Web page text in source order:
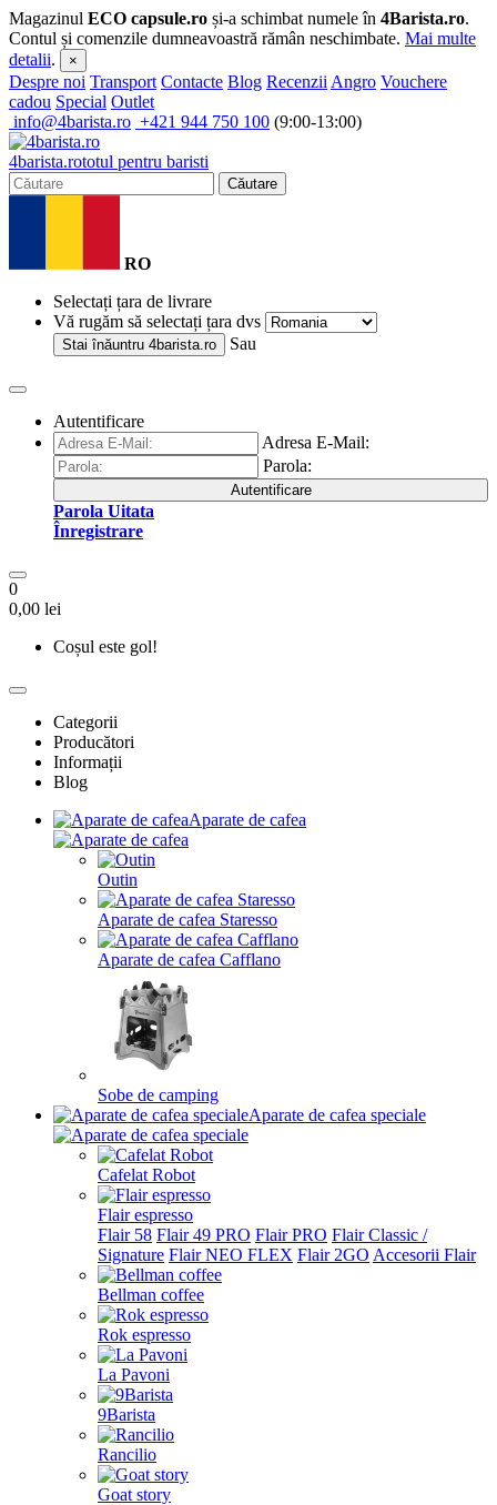
Magazinul ECO capsule.ro și-a schimbat numele în 4Barista.ro.
Contul și comenzile dumneavoastră rămân neschimbate. Mai multe
detalii. ×
Despre noi Transport Contacte Blog Recenzii Angro Vouchere
cadou Special Outlet
info@4barista.ro +421 944 750 100 (9:00-13:00)
4barista.rototul pentru baristi
Căutare
RO
Selectați țara de livrare
Vă rugăm să selectați țara dvs
Stai înăuntru 4barista.ro Sau
Autentificare
Adresa E-Mail:
Parola:
Autentificare
Parola Uitata
Înregistrare
0
0,00 lei
Coșul este gol!
Categorii
Producători
Informații
Blog
Aparate de cafea
Outin
Aparate de cafea Staresso
Aparate de cafea Cafflano
Sobe de camping
Aparate de cafea speciale
Cafelat Robot
Flair espresso
Flair 58 Flair 49 PRO Flair PRO Flair Classic /
Signature Flair NEO FLEX Flair 2GO Accesorii Flair
Bellman coffee
Rok espresso
La Pavoni
9Barista
Rancilio
Goat story